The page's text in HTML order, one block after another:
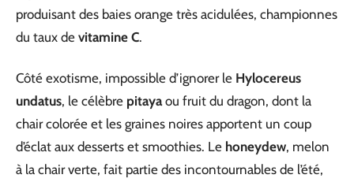
produisant des baies orange très acidulées, championnes
du taux de vitamine C.
Côté exotisme, impossible d’ignorer le Hylocereus
undatus, le célèbre pitayaou fruit du dragon, dont la
chair colorée et les graines noires apportent un coup
d’éclat aux desserts et smoothies. Le honeydew, melon
à la chair verte, fait partie des incontournables de l’été,